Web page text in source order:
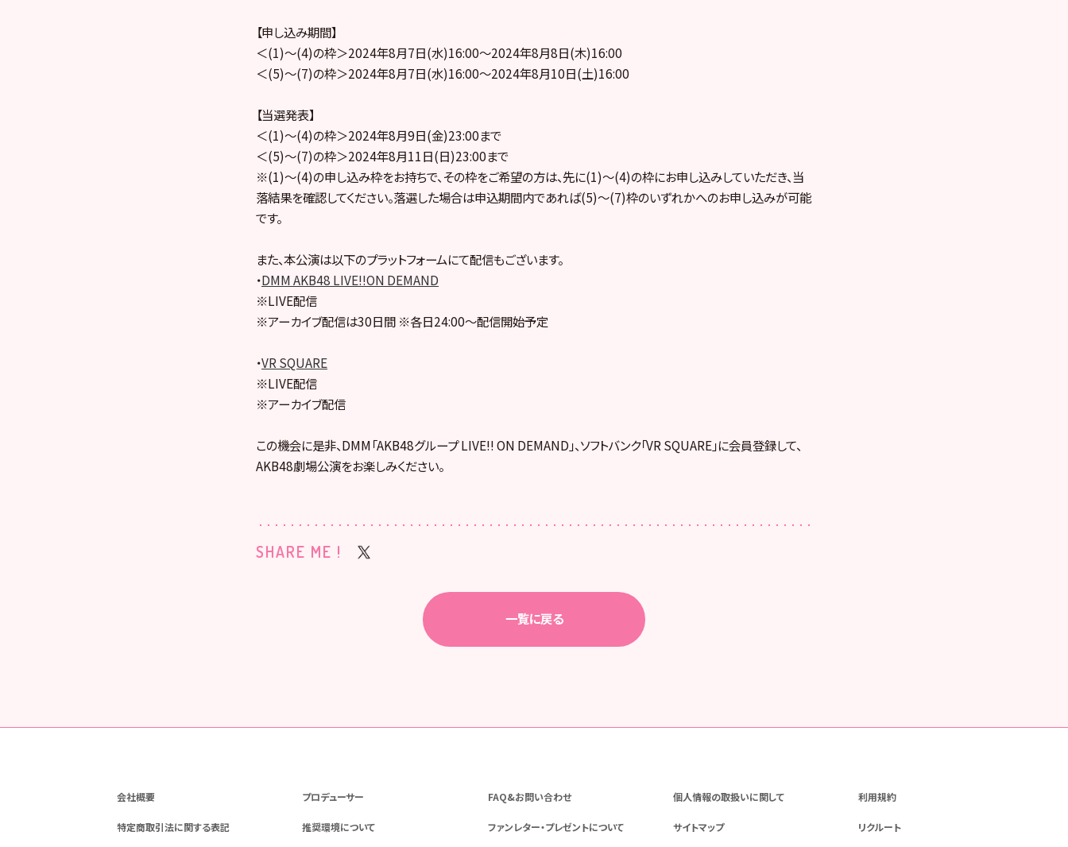
【申し込み期間】
＜(1)～(4)の枠＞2024年8月7日(水)16:00～2024年8月8日(木)16:00
＜(5)～(7)の枠＞2024年8月7日(水)16:00～2024年8月10日(土)16:00
【当選発表】
＜(1)～(4)の枠＞2024年8月9日(金)23:00まで
＜(5)～(7)の枠＞2024年8月11日(日)23:00まで
※(1)～(4)の申し込み枠をお持ちで、その枠をご希望の方は、先に(1)～(4)の枠にお申し込みしていただき、当
落結果を確認してください。落選した場合は申込期間内であれば(5)～(7)枠のいずれかへのお申し込みが可能
です。
また、本公演は以下のプラットフォームにて配信もございます。
・DMM AKB48 LIVE!!ON DEMAND
※LIVE配信
※アーカイブ配信は30日間 ※各日24:00～配信開始予定
・VR SQUARE
※LIVE配信
※アーカイブ配信
この機会に是非、DMM「AKB48グループ LIVE!! ON DEMAND」、ソフトバンク「VR SQUARE」に会員登録して、
AKB48劇場公演をお楽しみください。
SHARE ME !
一覧に戻る
会社概要 プロデューサー FAQ&お問い合わせ 個人情報の取扱いに関して 利用規約
特定商取引法に関する表記 推奨環境について ファンレター・プレゼントについて サイトマップ リクルート